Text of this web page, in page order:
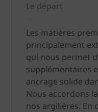
Le départ
Les matières
principalement
qui nous permet
supplémentaires
ancrage solide
Nous accordons
nos argilières. En